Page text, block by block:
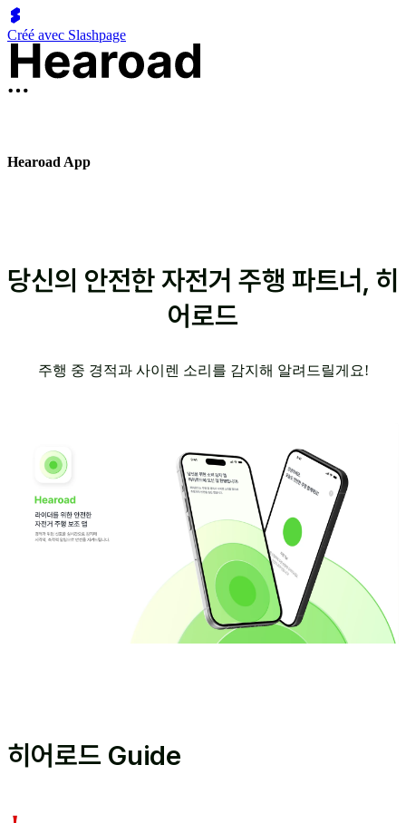
Créé avec Slashpage
Hearoad App
당신의 안전한 자전거 주행 파트너, 히
어로드
주행 중 경적과 사이렌 소리를 감지해 알려드릴게요!
히어로드 Guide